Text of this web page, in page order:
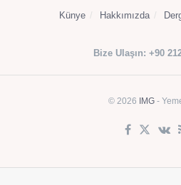
Künye Hakkımızda
Bize Ulaşın: +90
© 2026 IMG -